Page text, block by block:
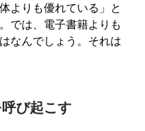
よりも優れている」と
では、電子書籍よりも
なんでしょう。それは
呼び起こす